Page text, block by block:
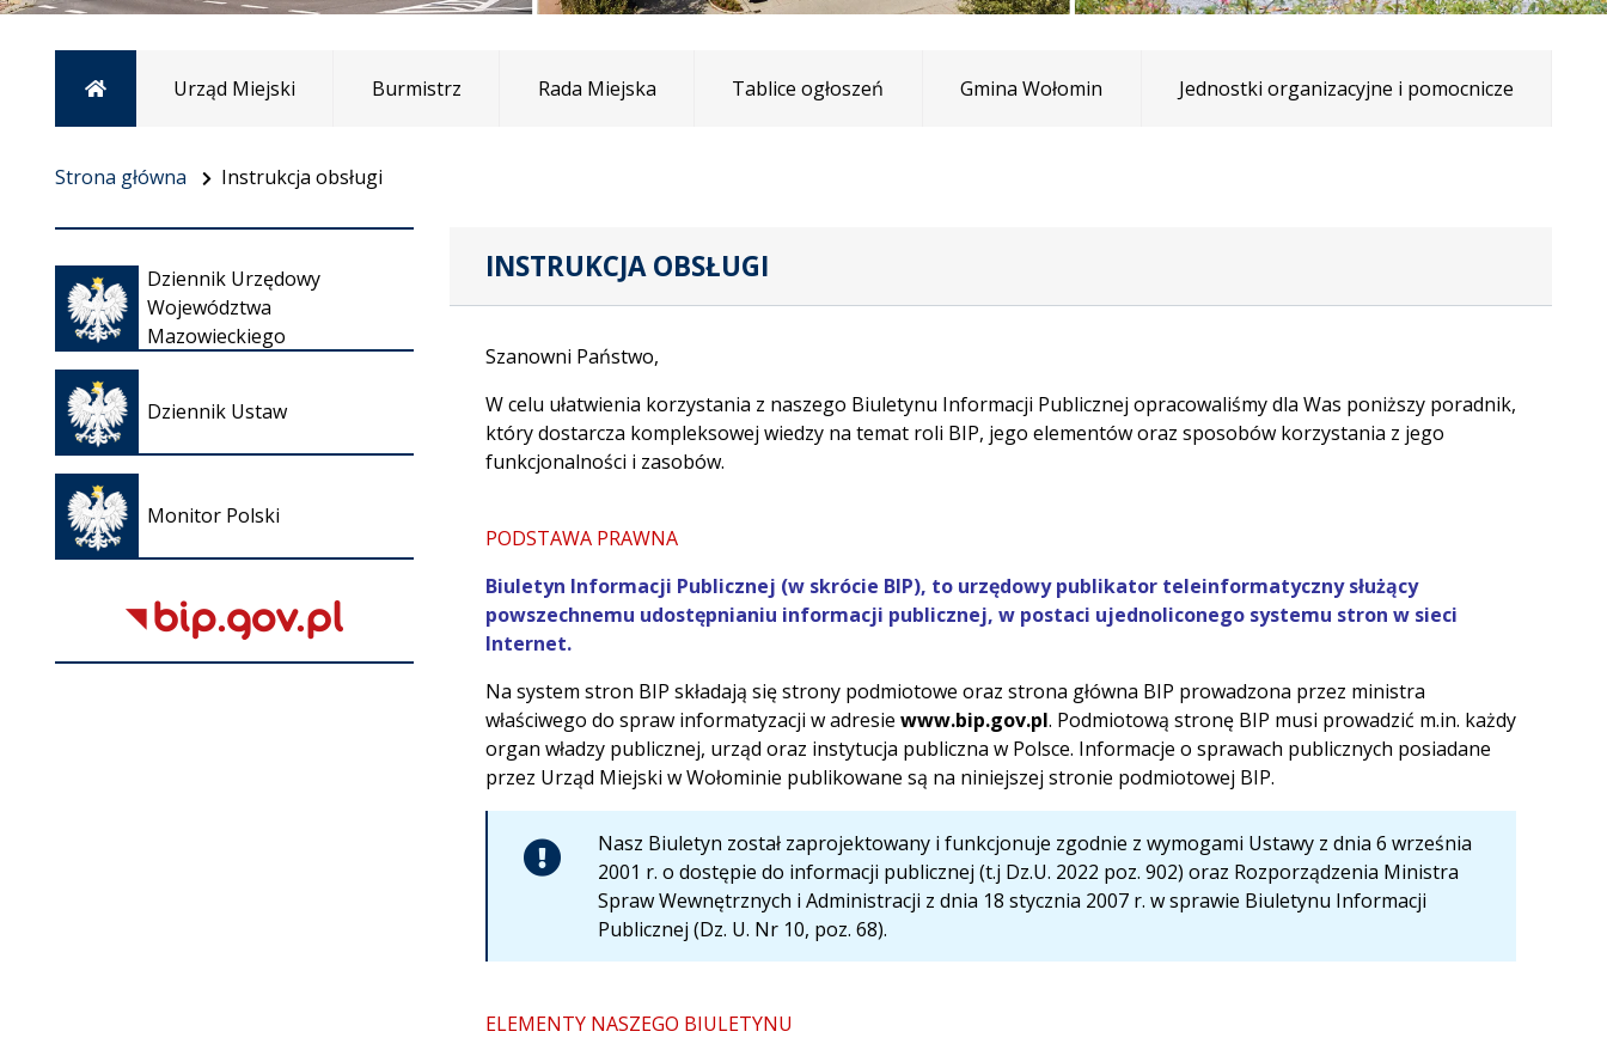
Strona głównaUrząd Miejski Burmistrz Rada Miejska Tablice ogłoszeń Gmina Wołomin Jednostki organizacyjne i pomocnicze
Strona główna Instrukcja obsługi
Dziennik Urzędowy
Województwa
Mazowieckiego
Otwiera
się w
nowej
karcie
Dziennik Ustaw
Otwiera
się w
nowej
karcie
Monitor Polski
Otwiera
się w
nowej
karcie
INSTRUKCJA OBSŁUGI
Szanowni Państwo,
W celu ułatwienia korzystania z naszego Biuletynu Informacji Publicznej opracowaliśmy dla Was poniższy poradnik,
który dostarcza kompleksowej wiedzy na temat roli BIP, jego elementów oraz sposobów korzystania z jego
funkcjonalności i zasobów.
PODSTAWA PRAWNA
Biuletyn Informacji Publicznej (w skrócie BIP), to urzędowy publikator teleinformatyczny służący
powszechnemu udostępnianiu informacji publicznej, w postaci ujednoliconego systemu stron w sieci
Internet.
Na system stron BIP składają się strony podmiotowe oraz strona główna BIP prowadzona przez ministra
właściwego do spraw informatyzacji w adresie www.bip.gov.pl. Podmiotową stronę BIP musi prowadzić m.in. każdy
organ władzy publicznej, urząd oraz instytucja publiczna w Polsce. Informacje o sprawach publicznych posiadane
przez Urząd Miejski w Wołominie publikowane są na niniejszej stronie podmiotowej BIP.
Nasz Biuletyn został zaprojektowany i funkcjonuje zgodnie z wymogami Ustawy z dnia 6 września
2001 r. o dostępie do informacji publicznej (t.j Dz.U. 2022 poz. 902) oraz Rozporządzenia Ministra
Spraw Wewnętrznych i Administracji z dnia 18 stycznia 2007 r. w sprawie Biuletynu Informacji
Publicznej (Dz. U. Nr 10, poz. 68).
ELEMENTY NASZEGO BIULETYNU